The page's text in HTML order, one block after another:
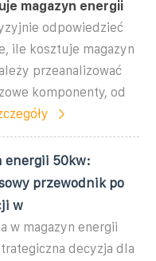
magazyn energii
odpowiedzieć
ile kosztuje magazyn
przeanalizować
komponenty, od
energii 50kw:
przewodnik po
w
w magazyn energii
decyzja dla